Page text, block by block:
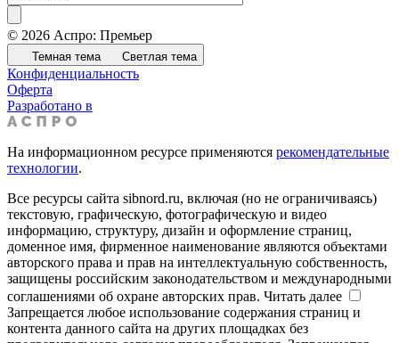
© 2026 Аспро: Премьер
Темная тема Светлая тема
Конфиденциальность
Оферта
Разработано в
На информационном ресурсе применяются рекомендательные
технологии.
Все ресурсы сайта sibnord.ru, включая (но не ограничиваясь)
текстовую, графическую, фотографическую и видео
информацию, структуру, дизайн и оформление страниц,
доменное имя, фирменное наименование являются объектами
авторского права и прав на интеллектуальную собственность,
защищены российским законодательством и международными
соглашениями об охране авторских прав. Читать далее
Запрещается любое использование содержания страниц и
контента данного сайта на других площадках без